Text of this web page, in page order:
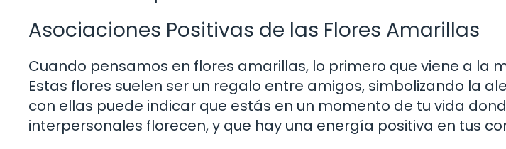
Asociaciones Positivas de las Flores Amarillas
Cuando pensamos en flores amarillas, lo primero que viene a la
Estas flores suelen ser un regalo entre amigos, simbolizando la
con ellas puede indicar que estás en un momento de tu vida
interpersonales florecen, y que hay una energía positiva en tus